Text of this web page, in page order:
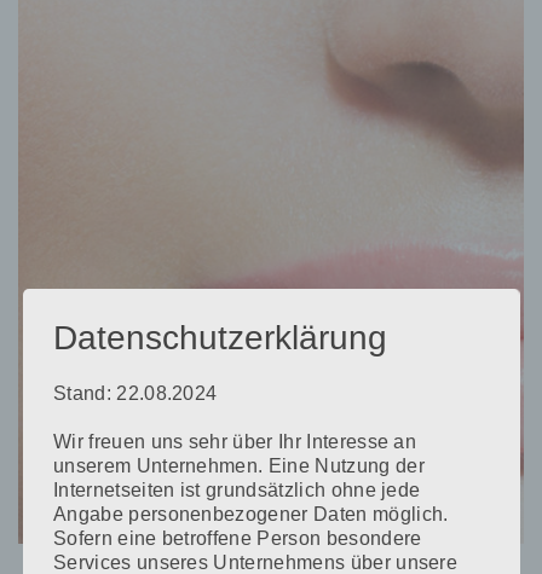
Datenschutzerklärung
Stand: 22.08.2024
Wir freuen uns sehr über Ihr Interesse an
unserem Unternehmen. Eine Nutzung der
Internetseiten ist grundsätzlich ohne jede
Angabe personenbezogener Daten möglich.
Sofern eine betroffene Person besondere
Services unseres Unternehmens über unsere